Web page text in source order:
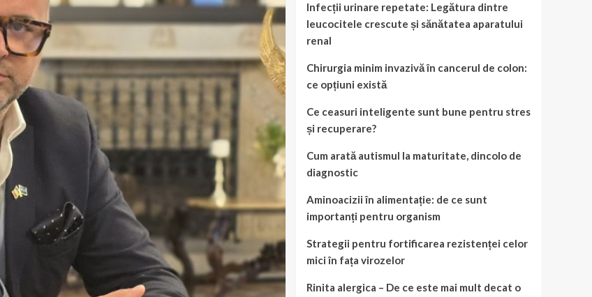
Infecții urinare repetate: Legătura dintre
leucocitele crescute și sănătatea aparatului
renal
Chirurgia minim invazivă în cancerul de colon:
ce opțiuni există
Ce ceasuri inteligente sunt bune pentru stres
și recuperare?
Cum arată autismul la maturitate, dincolo de
diagnostic
Aminoacizii în alimentație: de ce sunt
importanți pentru organism
Strategii pentru fortificarea rezistenței celor
mici în fața virozelor
Rinita alergica – De ce este mai mult decat o